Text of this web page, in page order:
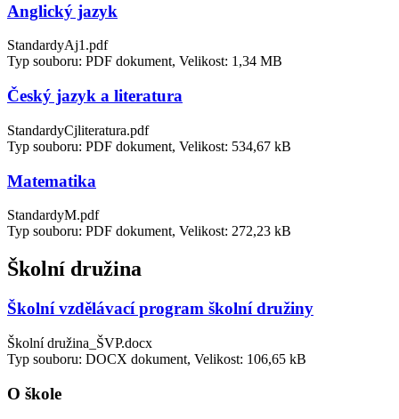
Anglický jazyk
StandardyAj1.pdf
Typ souboru: PDF dokument, Velikost: 1,34 MB
Český jazyk a literatura
StandardyCjliteratura.pdf
Typ souboru: PDF dokument, Velikost: 534,67 kB
Matematika
StandardyM.pdf
Typ souboru: PDF dokument, Velikost: 272,23 kB
Školní družina
Školní vzdělávací program školní družiny
Školní družina_ŠVP.docx
Typ souboru: DOCX dokument, Velikost: 106,65 kB
O škole